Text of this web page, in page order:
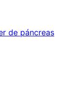
de páncreas